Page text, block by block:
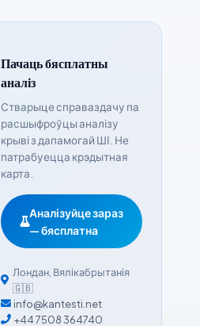
Пачаць бясплатны
аналіз
Стварыце справаздачу па
расшыфроўцы аналізу
крыві з дапамогай ШІ. Не
патрабуецца крэдытная
карта.
Аналізуйце зараз
— бясплатна
Лондан, Вялікабрытанія
🇬🇧
info@kantesti.net
+44 7508 364740